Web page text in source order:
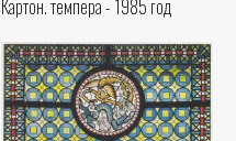
Картон. темпера - 1985 год